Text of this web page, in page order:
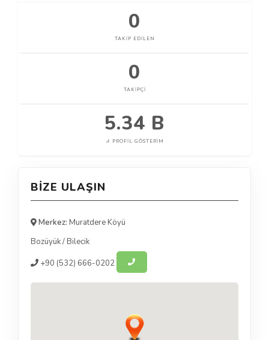
0
TAKIP EDILEN
0
TAKIPÇI
5.34 B
PROFIL GÖSTERIM
BIZE ULAŞIN
Merkez: Muratdere Köyü
Bozüyük/ Bilecik
+90 (532) 666-0202